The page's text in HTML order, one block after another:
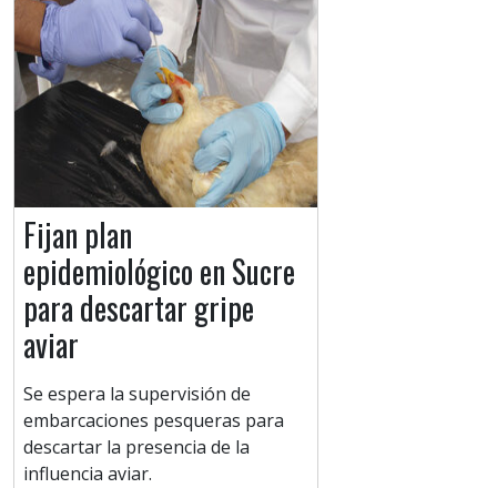
Fijan plan
epidemiológico en Sucre
para descartar gripe
aviar
Se espera la supervisión de
embarcaciones pesqueras para
descartar la presencia de la
influencia aviar.